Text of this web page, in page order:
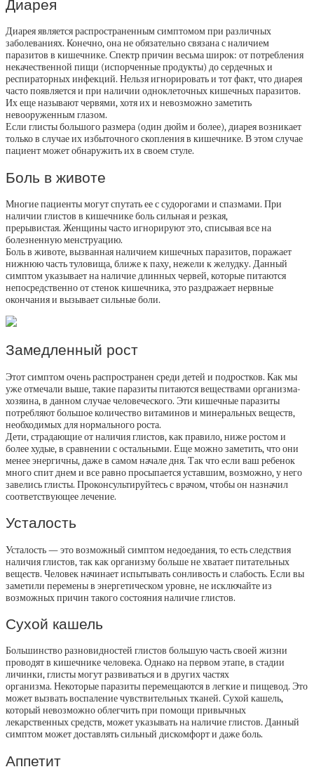
Диарея
Диарея является распространенным симптомом при различных
заболеваниях. Конечно, она не обязательно связана с наличием
паразитов в кишечнике. Спектр причин весьма широк: от потребления
некачественной пищи (испорченные продукты) до сердечных и
респираторных инфекций. Нельзя игнорировать и тот факт, что диарея
часто появляется и при наличии одноклеточных кишечных паразитов.
Их еще называют червями, хотя их и невозможно заметить
невооруженным глазом.
Если глисты большого размера (один дюйм и более), диарея возникает
только в случае их избыточного скопления в кишечнике. В этом случае
пациент может обнаружить их в своем стуле.
Боль в животе
Многие пациенты могут спутать ее с судорогами и спазмами. При
наличии глистов в кишечнике боль сильная и резкая,
прерывистая. Женщины часто игнорируют это, списывая все на
болезненную менструацию.
Боль в животе, вызванная наличием кишечных паразитов, поражает
нижнюю часть туловища, ближе к паху, нежели к желудку. Данный
симптом указывает на наличие длинных червей, которые питаются
непосредственно от стенок кишечника, это раздражает нервные
окончания и вызывает сильные боли.
Замедленный рост
Этот симптом очень распространен среди детей и подростков. Как мы
уже отмечали выше, такие паразиты питаются веществами организма-
хозяина, в данном случае человеческого. Эти кишечные паразиты
потребляют большое количество витаминов и минеральных веществ,
необходимых для нормального роста.
Дети, страдающие от наличия глистов, как правило, ниже ростом и
более худые, в сравнении с остальными. Еще можно заметить, что они
менее энергичны, даже в самом начале дня. Так что если ваш ребенок
много спит днем и все равно просыпается уставшим, возможно, у него
завелись глисты. Проконсультируйтесь с врачом, чтобы он назначил
соответствующее лечение.
Усталость
Усталость — это возможный симптом недоедания, то есть следствия
наличия глистов, так как организму больше не хватает питательных
веществ. Человек начинает испытывать сонливость и слабость. Если вы
заметили перемены в энергетическом уровне, не исключайте из
возможных причин такого состояния наличие глистов.
Сухой кашель
Большинство разновидностей глистов большую часть своей жизни
проводят в кишечнике человека. Однако на первом этапе, в стадии
личинки, глисты могут развиваться и в других частях
организма. Некоторые паразиты перемещаются в легкие и пищевод. Это
может вызвать воспаление чувствительных тканей. Сухой кашель,
который невозможно облегчить при помощи привычных
лекарственных средств, может указывать на наличие глистов. Данный
симптом может доставлять сильный дискомфорт и даже боль.
Аппетит